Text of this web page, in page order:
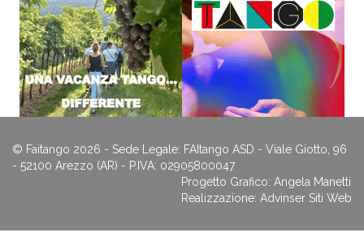
© Faitango 2026 - Sede Legale: FAItango ASD - Viale Giotto, 96
- 52100 Arezzo (AR) - P.IVA: 02905800047
Progetto Grafico: Angela Manetti
Realizzazione: Advinser Siti Web